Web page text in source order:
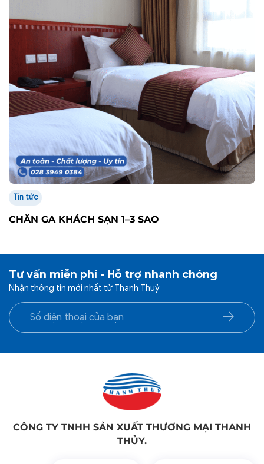
Tin tức
CHĂN GA KHÁCH SẠN 1–3 SAO
Tư vấn miễn phí - Hỗ trợ nhanh chóng
Nhận thông tin mới nhất từ Thanh Thuỷ
CÔNG TY TNHH SẢN XUẤT THƯƠNG MẠI THANH
THỦY.